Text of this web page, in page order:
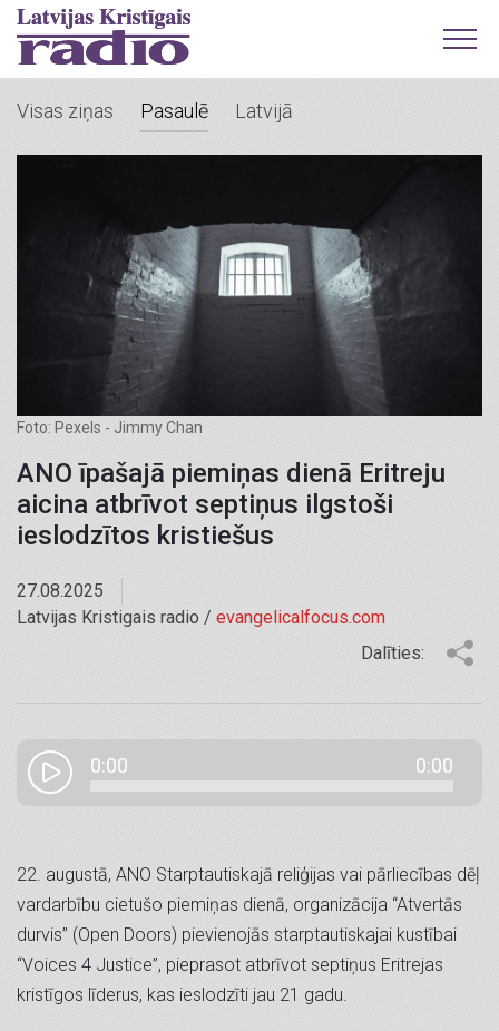
Visas ziņas Pasaulē Latvijā
Foto: Pexels - Jimmy Chan
ANO īpašajā piemiņas dienā Eritreju
aicina atbrīvot septiņus ilgstoši
ieslodzītos kristiešus
27.08.2025
Latvijas Kristigais radio / evangelicalfocus.com
Dalīties:
0:00 0:00
22. augustā, ANO Starptautiskajā reliģijas vai pārliecības dēļ
vardarbību cietušo piemiņas dienā, organizācija “Atvertās
durvis” (Open Doors) pievienojās starptautiskajai kustībai
“Voices 4 Justice”, pieprasot atbrīvot septiņus Eritrejas
kristīgos līderus, kas ieslodzīti jau 21 gadu.